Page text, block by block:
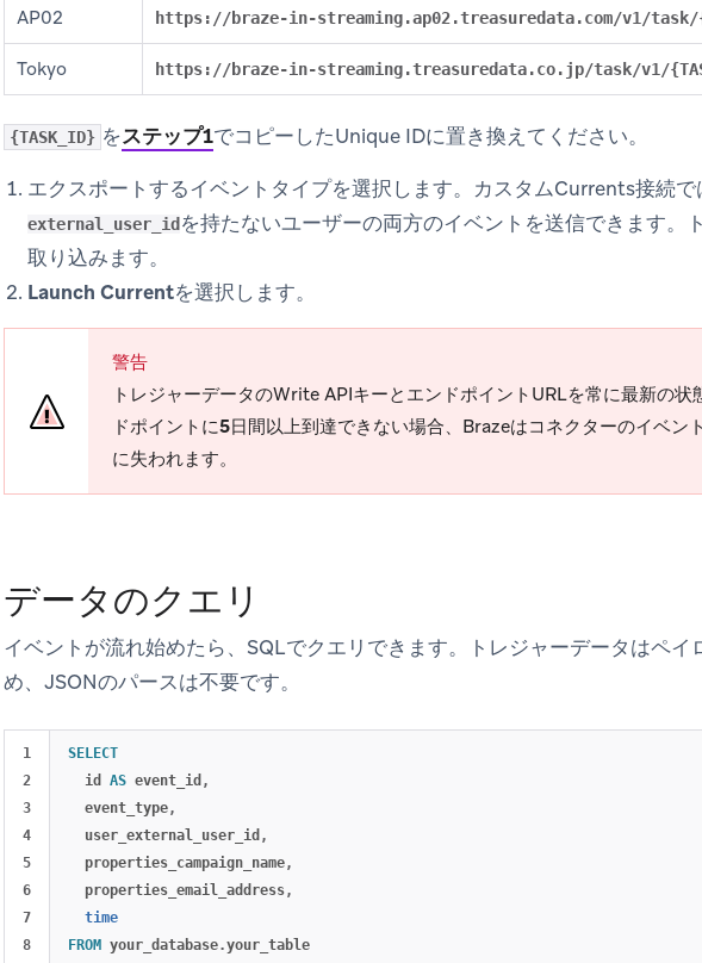
AP02 https://braze-in-streaming.ap02.treasuredata.com/v1/task/
Tokyo https://braze-in-streaming.treasuredata.co.jp/task/v1/
{TASK_ID} をステップ1でコピーしたUnique IDに置き換えてください。
エクスポートするイベントタイプを選択します。カスタムCurrents接続
external_user_id を持たないユーザーの両方のイベントを送信できます。
取り込みます。
Launch Currentを選択します。
警告
トレジャーデータのWrite APIキーとエンドポイントURLを常に最新の状
ドポイントに5日間以上到達できない場合、Brazeはコネクターのイベン
に失われます。
データのクエリ
イベントが流れ始めたら、SQLでクエリできます。トレジャーデータはペイ
め、JSONのパースは不要です。
1
2
3
4
5
6
7
8
SELECT
id
AS event_id ,
event_type,
user_external_user_id ,
properties_campaign_name,
properties_email_address,
time
FROM your_database.your_table